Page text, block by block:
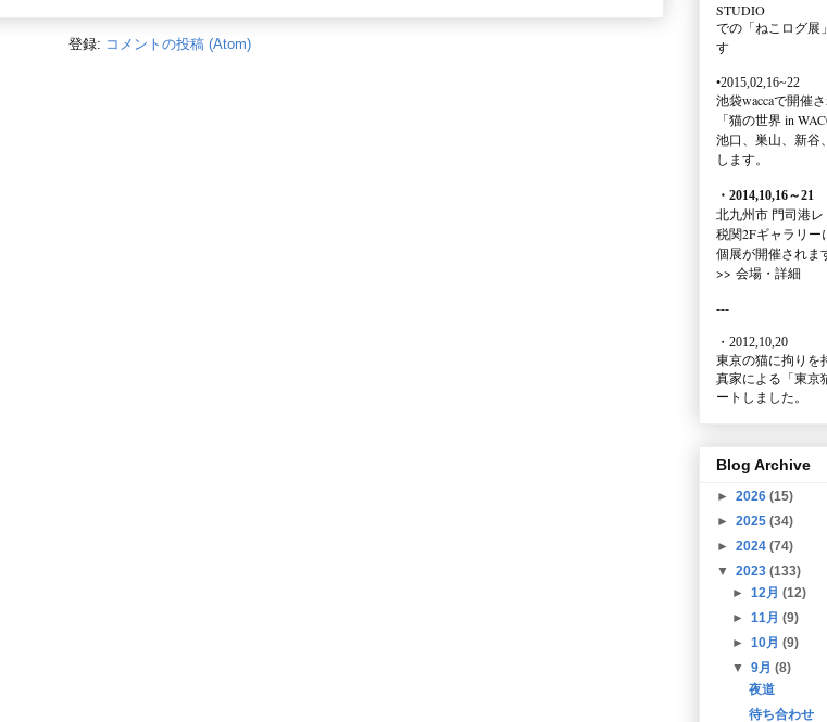
登録: コメントの投稿 (Atom)
STUDIO
での 「ねこログ展
す
•2015,02,16~22
池袋waccaで開催
「猫の世界 in
池口、巣山、新谷
します。
・2014,10,16～21
北九州市 門司港
税関2Fギャラリー
個展が開催されま
>> 会場・詳細
---
・2012,10,20
東京の猫に拘りを
真家による 「東
ートしました。
Blog Archive
► 2026 (15)
► 2025 (34)
► 2024 (74)
▼ 2023 (133)
►12月(12)
►11月(9)
►10月(9)
▼9月(8)
夜道
待ち合わせ